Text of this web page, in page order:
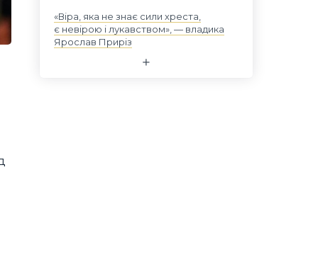
«Віра, яка не знає сили хреста,
є невірою і лукавством», — владика
Ярослав Приріз